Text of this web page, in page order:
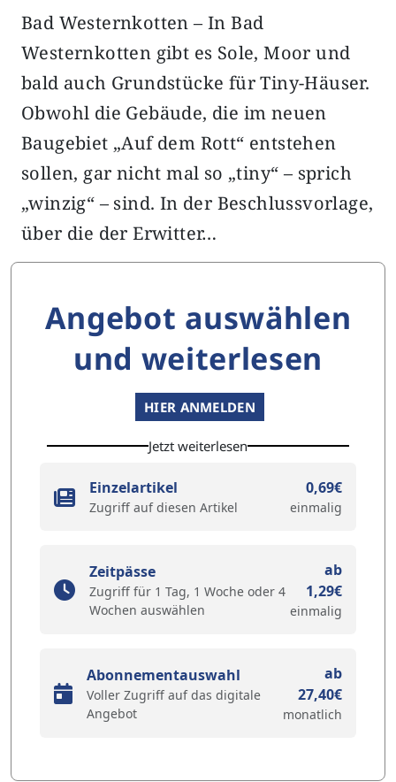
Bad Westernkotten – In Bad
Westernkotten gibt es Sole, Moor und
bald auch Grundstücke für Tiny-Häuser.
Obwohl die Gebäude, die im neuen
Baugebiet „Auf dem Rott“ entstehen
sollen, gar nicht mal so „tiny“ – sprich
„winzig“ – sind. In der Beschlussvorlage,
über die der Erwitter…
Angebot auswählen
und weiterlesen
HIER ANMELDEN
Jetzt weiterlesen
Einzelartikel
Zugriff auf diesen Artikel
0,69€
einmalig
Zeitpässe
Zugriff für 1 Tag, 1 Woche oder 4
Wochen auswählen
ab
1,29€
einmalig
Abonnementauswahl
Voller Zugriff auf das digitale
Angebot
ab
27,40€
monatlich